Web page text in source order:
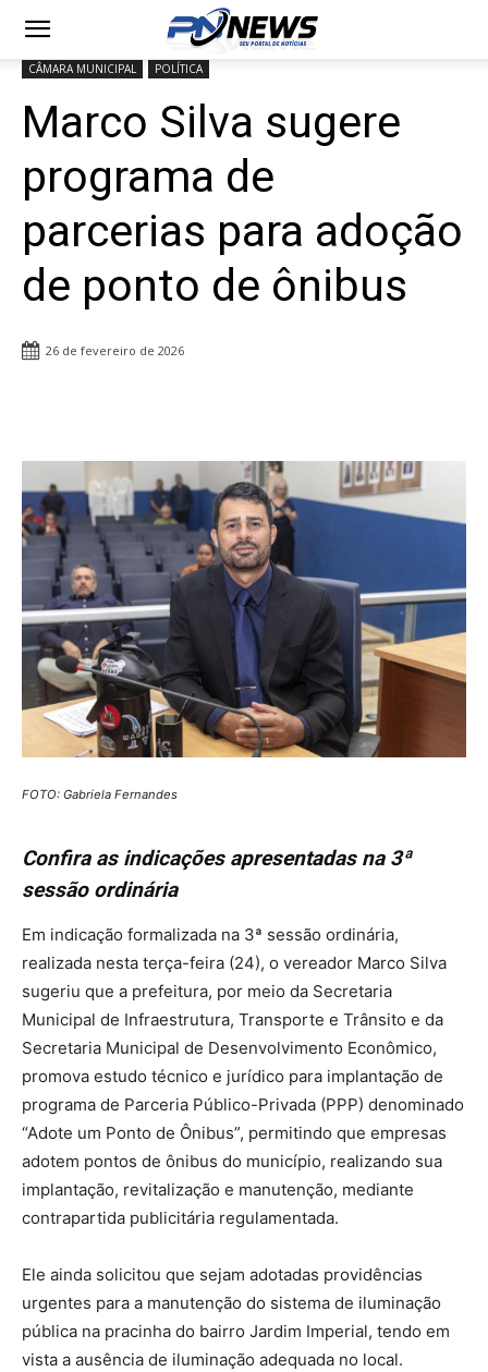
CÂMARA MUNICIPAL POLÍTICA
Marco Silva sugere
programa de
parcerias para adoção
de ponto de ônibus
26 de fevereiro de 2026
FOTO: Gabriela Fernandes
Confira as indicações apresentadas na 3ª
sessão ordinária
Em indicação formalizada na 3ª sessão ordinária,
realizada nesta terça-feira (24), o vereador Marco Silva
sugeriu que a prefeitura, por meio da Secretaria
Municipal de Infraestrutura, Transporte e Trânsito e da
Secretaria Municipal de Desenvolvimento Econômico,
promova estudo técnico e jurídico para implantação de
programa de Parceria Público-Privada (PPP) denominado
“Adote um Ponto de Ônibus”, permitindo que empresas
adotem pontos de ônibus do município, realizando sua
implantação, revitalização e manutenção, mediante
contrapartida publicitária regulamentada.
Ele ainda solicitou que sejam adotadas providências
urgentes para a manutenção do sistema de iluminação
pública na pracinha do bairro Jardim Imperial, tendo em
vista a ausência de iluminação adequada no local.